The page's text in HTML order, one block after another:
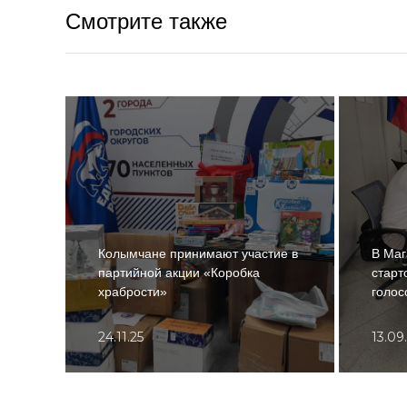
Смотрите также
Колымчане принимают участие в
партийной акции «Коробка
храбрости»
24.11.25
В